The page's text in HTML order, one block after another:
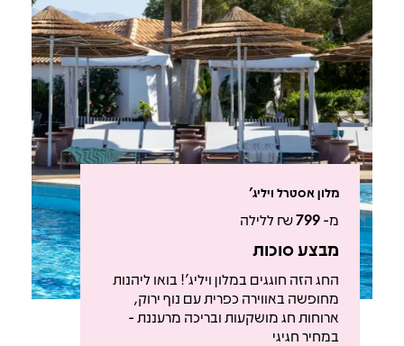
מלון אסטרל ויליג'
מ-799₪ ללילה
מבצע סוכות
החג הזה חוגגים במלון ויליג'! בואו ליהנות
מחופשה באווירה כפרית עם נוף ירוק,
ארוחות חג מושקעות ובריכה מרעננת -
במחיר חגיגי